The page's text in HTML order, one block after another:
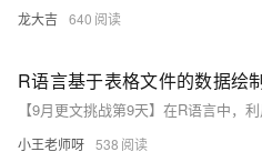
龙大吉 640
小王老师呀 538